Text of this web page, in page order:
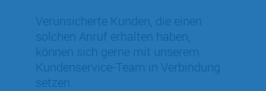
Verunsicherte Kunden, die einen
solchen Anruf erhalten haben,
können sich gerne mit unserem
Kundenservice-Team in Verbindung
setzen.